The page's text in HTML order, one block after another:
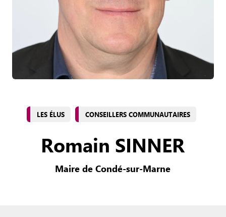
LES ÉLUS CONSEILLERS COMMUNAUTAIRES
Romain SINNER
Maire de Condé-sur-Marne